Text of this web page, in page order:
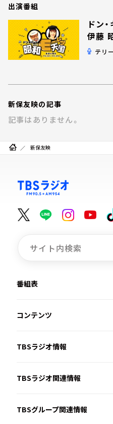
会社情報
出演番組
ドン
伊藤
テリ
新保友映の記事
記事はありません。
新保友映
番組表
コンテンツ
TBSラジオ情報
TBSラジオ関連情報
TBSグループ関連情報